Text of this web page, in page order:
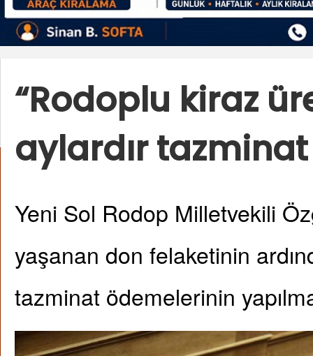
“Rodoplu kiraz
aylardır
Yeni Sol Rodop Milletvekili
yaşanan don felaketinin
tazminat ödemelerinin